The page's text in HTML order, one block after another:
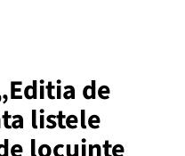
de
listele